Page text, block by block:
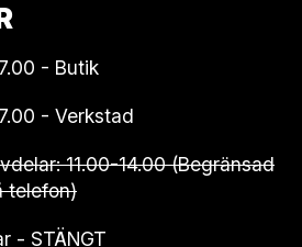
- Butik
- Verkstad
11.00-14.00 (Begränsad
telefon)
- STÄNGT